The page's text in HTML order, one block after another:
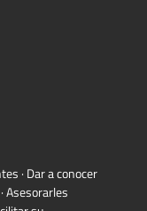
· Dar a conocer
Asesorarles